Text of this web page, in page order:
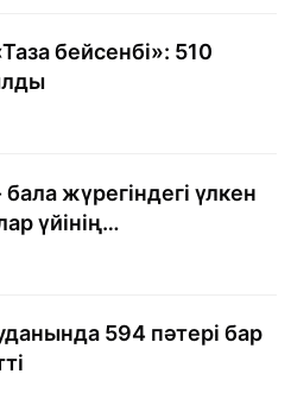
бейсенбі»: 510
жүрегіндегі үлкен
үйінің
күн
594 пәтері бар